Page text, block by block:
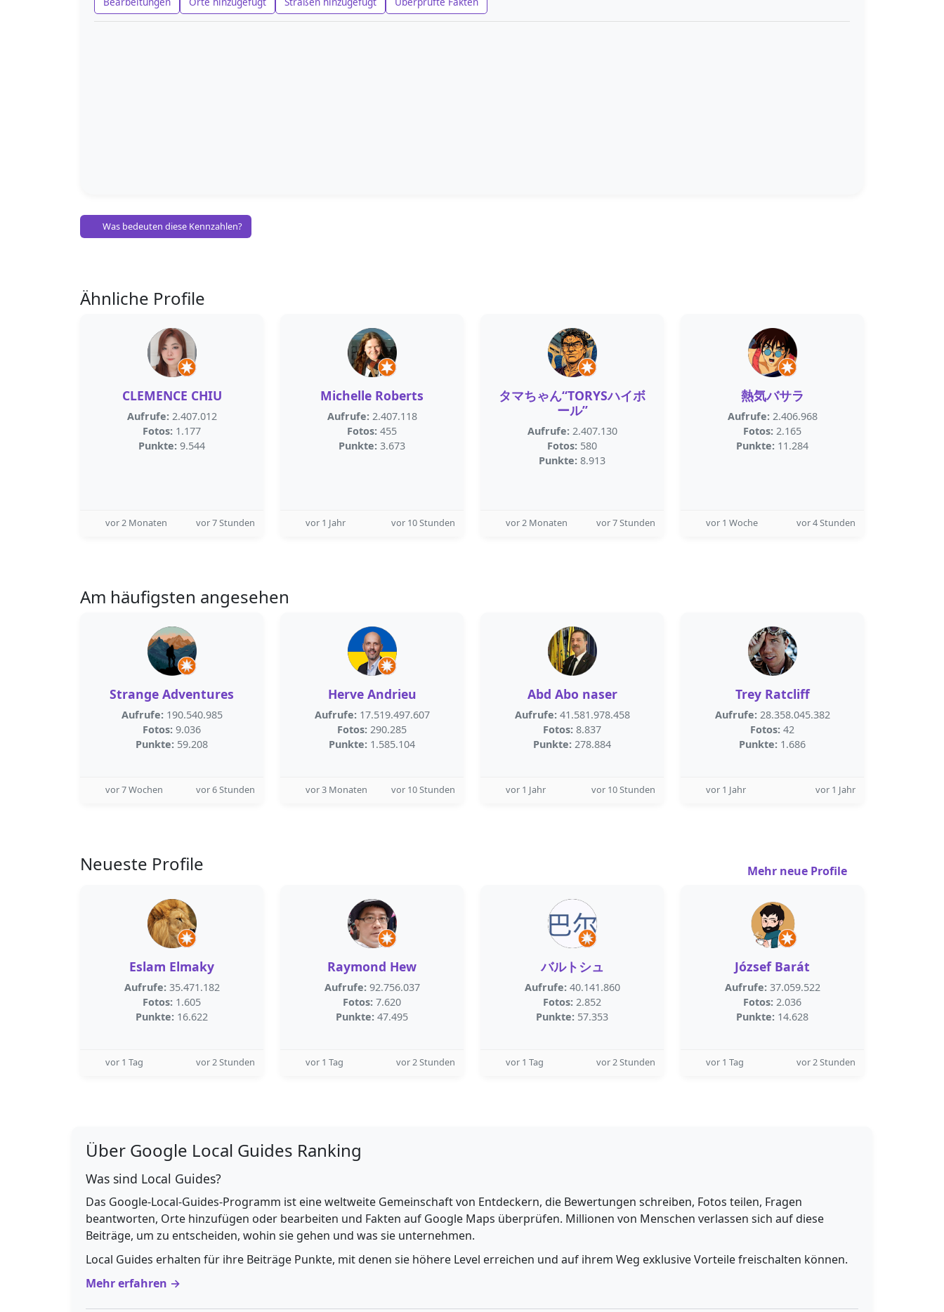
Was bedeuten diese Kennzahlen?
Ähnliche Profile
CLEMENCE CHIU
Aufrufe: 2.407.012
Fotos: 1.177
Punkte: 9.544
vor 2 Monaten vor 7 Stunden
Michelle Roberts
Aufrufe: 2.407.118
Fotos: 455
Punkte: 3.673
vor 1 Jahr vor 10 Stunden
タマちゃん“TORYSハイボ
ール”
Aufrufe: 2.407.130
Fotos: 580
Punkte: 8.913
vor 2 Monaten vor 7 Stunden
熱気バサラ
Aufrufe: 2.406.968
Fotos: 2.165
Punkte: 11.284
vor 1 Woche vor 4 Stunden
Am häufigsten angesehen
Strange Adventures
Aufrufe: 190.540.985
Fotos: 9.036
Punkte: 59.208
vor 7 Wochen vor 6 Stunden
Herve Andrieu
Aufrufe: 17.519.497.607
Fotos: 290.285
Punkte: 1.585.104
vor 3 Monaten vor 10 Stunden
Abd Abo naser
Aufrufe: 41.581.978.458
Fotos: 8.837
Punkte: 278.884
vor 1 Jahr vor 10 Stunden
Trey Ratcliff
Aufrufe: 28.358.045.382
Fotos: 42
Punkte: 1.686
vor 1 Jahr vor 1 Jahr
Neueste Profile Mehr neue Profile
Eslam Elmaky
Aufrufe: 35.471.182
Fotos: 1.605
Punkte: 16.622
vor 1 Tag vor 2 Stunden
Raymond Hew
Aufrufe: 92.756.037
Fotos: 7.620
Punkte: 47.495
vor 1 Tag vor 2 Stunden
バルトシュ
Aufrufe: 40.141.860
Fotos: 2.852
Punkte: 57.353
vor 1 Tag vor 2 Stunden
József Barát
Aufrufe: 37.059.522
Fotos: 2.036
Punkte: 14.628
vor 1 Tag vor 2 Stunden
Über Google Local Guides Ranking
Was sind Local Guides?
Das Google-Local-Guides-Programm ist eine weltweite Gemeinschaft von Entdeckern, die Bewertungen schreiben, Fotos teilen, Fragen
beantworten, Orte hinzufügen oder bearbeiten und Fakten auf Google Maps überprüfen. Millionen von Menschen verlassen sich auf diese
Beiträge, um zu entscheiden, wohin sie gehen und was sie unternehmen.
Local Guides erhalten für ihre Beiträge Punkte, mit denen sie höhere Level erreichen und auf ihrem Weg exklusive Vorteile freischalten können.
Mehr erfahren →